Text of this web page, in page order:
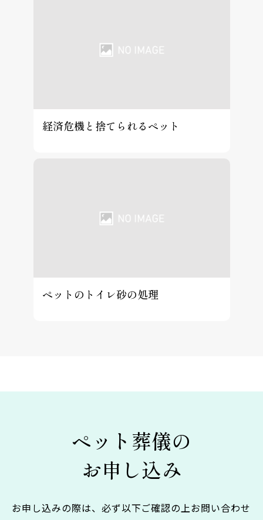
経済危機と捨てられるペット
ペットのトイレ砂の処理
ペット葬儀の
お申し込み
お申し込みの際は、必ず以下ご確認の上お問い合わせ